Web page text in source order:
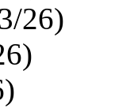
26)